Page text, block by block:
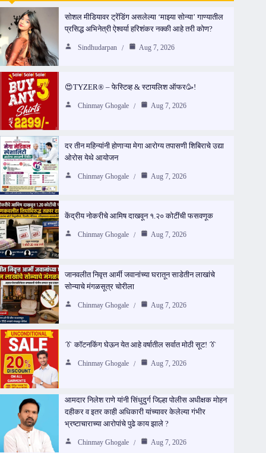
सोशल मीडियावर ट्रेंडिंग असलेल्या ‘माझ्या सोन्या’ गाण्यातील
प्रसिद्ध अभिनेत्री ऐश्वर्या हरिशंकर नक्की आहे तरी कोण?
Sindhudarpan Aug 7, 2026
😍TYZER® – फेस्टिव्ह & स्टायलिश ऑफर🥳!
Chinmay Ghogale Aug 7, 2026
दर तीन महिन्यांनी होणाऱ्या मेगा आरोग्य तपासणी शिबिराचे उद्या
ओरोस येथे आयोजन
Chinmay Ghogale Aug 7, 2026
केंद्रीय नोकरीचे आमिष दाखवून १.२० कोटींची फसवणूक
Chinmay Ghogale Aug 7, 2026
जानवलीत निवृत्त आर्मी जवानांच्या घरातून साडेतीन लाखांचे
सोन्याचे मंगळसूत्र चोरीला
Chinmay Ghogale Aug 7, 2026
👔 कॉटनकिंग घेऊन येत आहे वर्षातील सर्वात मोठी सूट! 👔
Chinmay Ghogale Aug 7, 2026
आमदार निलेश राणे यांनी सिंधुदुर्ग जिल्हा पोलीस अधीक्षक मोहन
दहीकर व इतर काही अधिकारी यांच्यावर केलेल्या गंभीर
भ्रष्टाचाराच्या आरोपांचे पुढे काय झाले ?
Chinmay Ghogale Aug 7, 2026